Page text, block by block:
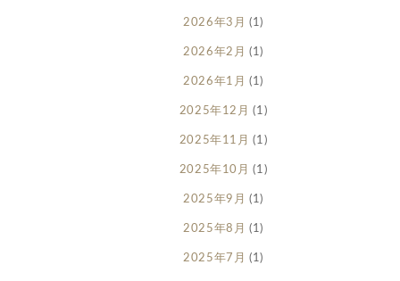
2026年3月 (1)
2026年2月 (1)
2026年1月 (1)
2025年12月 (1)
2025年11月 (1)
2025年10月 (1)
2025年9月 (1)
2025年8月 (1)
2025年7月 (1)